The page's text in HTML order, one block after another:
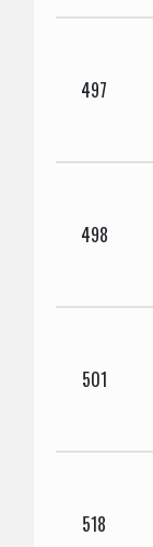
497
498
501
518